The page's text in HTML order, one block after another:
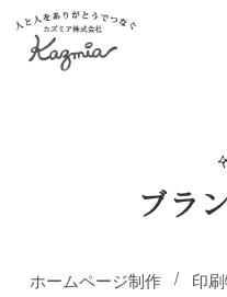
ブラ
ホームページ制作 印